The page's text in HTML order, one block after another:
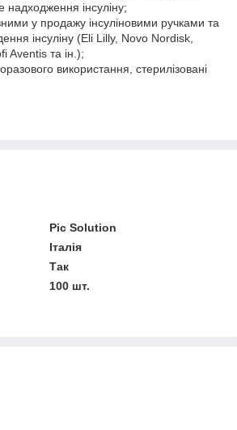
інсуліну;
у продажу інсуліновими ручками та
інсуліну (Eli Lilly, Novo Nordisk,
Aventis та ін.);
використання, стерилізовані
Pic Solution
Італія
Так
100 шт.